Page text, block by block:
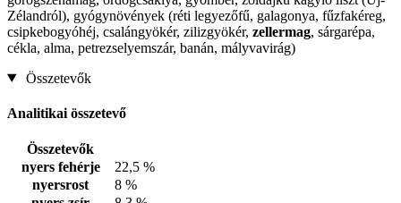
Zélandról), gyógynövények (réti legyezőfű, galagonya, fűzfakéreg,
csipkebogyóhéj, csalángyökér, zilizgyökér, zellermag, sárgarépa,
cékla, alma, petrezselyemszár, banán, mályvavirág)
Összetevők
Analitikai összetevő
Összetevők
nyers fehérje
22,5 %
nyersrost
8 %